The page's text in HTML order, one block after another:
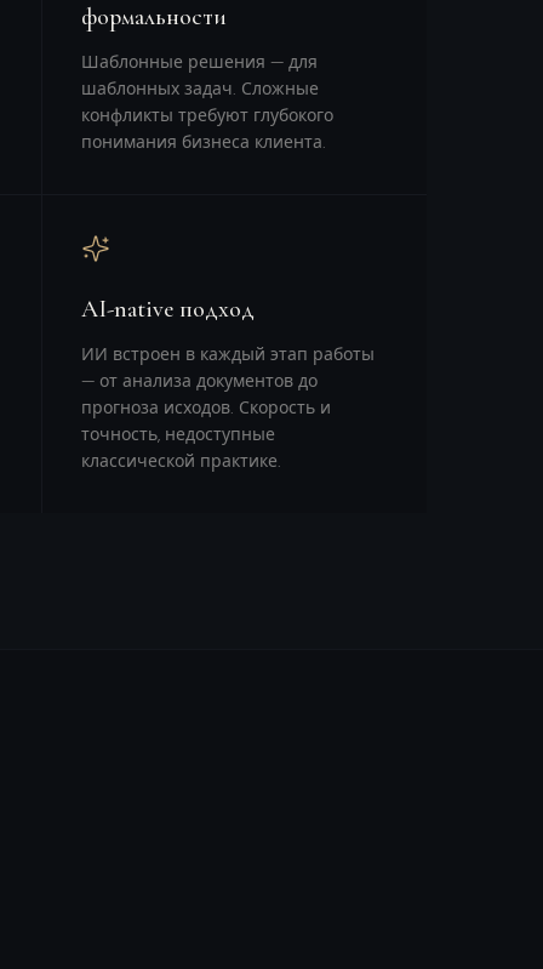
формальности
Шаблонные решения — для
шаблонных задач. Сложные
конфликты требуют глубокого
понимания бизнеса клиента.
AI-native подход
ИИ встроен в каждый этап работы
— от анализа документов до
прогноза исходов. Скорость и
точность, недоступные
классической практике.